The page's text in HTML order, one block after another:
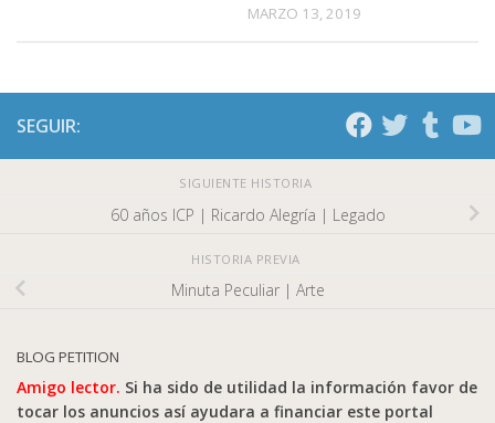
MARZO 13, 2019
SEGUIR:
SIGUIENTE HISTORIA
60 años ICP | Ricardo Alegría | Legado
HISTORIA PREVIA
Minuta Peculiar | Arte
BLOG PETITION
Amigo lector. Si ha sido de utilidad la información favor de
tocar los anuncios así ayudara a financiar este portal